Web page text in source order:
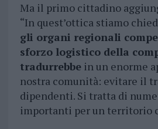
Ma il primo cittadino
“In quest’ottica stiamo
gli organi regionali
sforzo logistico della
tradurrebbein un enorme
nostra comunità: evitare il
dipendenti. Si tratta di
importanti per un territorio